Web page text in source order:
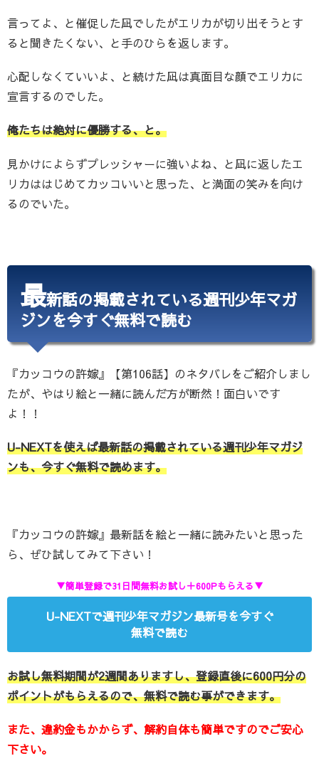
言ってよ、と催促した凪でしたがエリカが切り出そうとす
ると聞きたくない、と手のひらを返します。
心配しなくていいよ、と続けた凪は真面目な顔でエリカに
宣言するのでした。
俺たちは絶対に優勝する、と。
見かけによらずプレッシャーに強いよね、と凪に返したエ
リカははじめてカッコいいと思った、と満面の笑みを向け
るのでいた。
最新話の掲載されている週刊少年マガ
ジンを今すぐ無料で読む
『カッコウの許嫁』【第106話】のネタバレをご紹介しまし
たが、やはり絵と一緒に読んだ方が断然！面白いです
よ！！
U-NEXTを使えば最新話の掲載されている週刊少年マガジ
ンも、今すぐ無料で読めます。
『カッコウの許嫁』最新話を絵と一緒に読みたいと思った
ら、ぜひ試してみて下さい！
▼簡単登録で31日間無料お試し＋600Pもらえる▼
U-NEXTで週刊少年マガジン最新号を今すぐ
無料で読む
お試し無料期間が2週間ありますし、登録直後に600円分の
ポイントがもらえるので、無料で読む事ができます。
また、違約金もかからず、解約自体も簡単ですのでご安心
下さい。